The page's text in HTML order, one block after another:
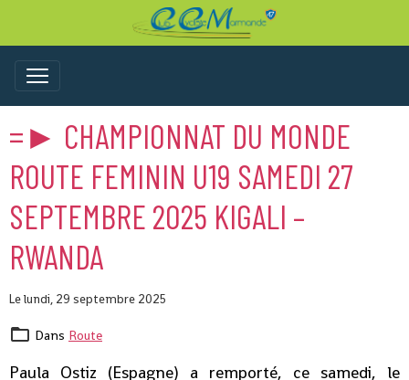
=► CHAMPIONNAT DU MONDE
ROUTE FEMININ U19 SAMEDI 27
SEPTEMBRE 2025 KIGALI –
RWANDA
Le lundi, 29 septembre 2025
Dans Route
Paula Ostiz (Espagne) a remporté, ce samedi, le